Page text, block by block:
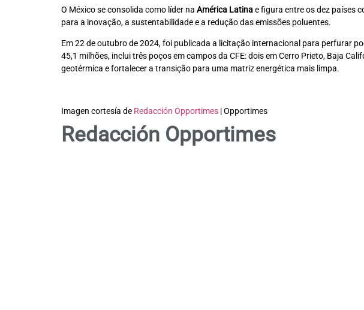
O México se consolida como líder na América Latinae figura entre os dez países
para a inovação, a sustentabilidade e a redução das emissões poluentes.
Em 22 de outubro de 2024, foi publicada a licitação internacional para perfurar
45,1 milhões, inclui três poços em campos da CFE: dois em Cerro Prieto, Baja
geotérmica e fortalecer a transição para uma matriz energética mais limpa.
Imagen cortesía de Redacción Opportimes | Opportimes
Redacción Opportimes